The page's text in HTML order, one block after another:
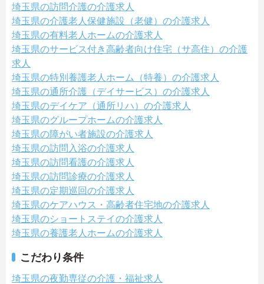
埼玉県の訪問介護の介護求人
埼玉県の介護老人保健施設（老健）の介護求人
埼玉県の有料老人ホームの介護求人
埼玉県のサービス付き高齢者向け住宅（サ高住）の介護
求人
埼玉県の特別養護老人ホーム（特養）の介護求人
埼玉県の通所介護（デイサービス）の介護求人
埼玉県のデイケア（通所リハ）の介護求人
埼玉県のグループホームの介護求人
埼玉県の障がい者施設の介護求人
埼玉県の訪問入浴の介護求人
埼玉県の訪問看護の介護求人
埼玉県の訪問診療の介護求人
埼玉県の定期巡回の介護求人
埼玉県のケアハウス・高齢者住宅地の介護求人
埼玉県のショートステイの介護求人
埼玉県の養護老人ホームの介護求人
こだわり条件
埼玉県の夜勤専従の介護・福祉求人